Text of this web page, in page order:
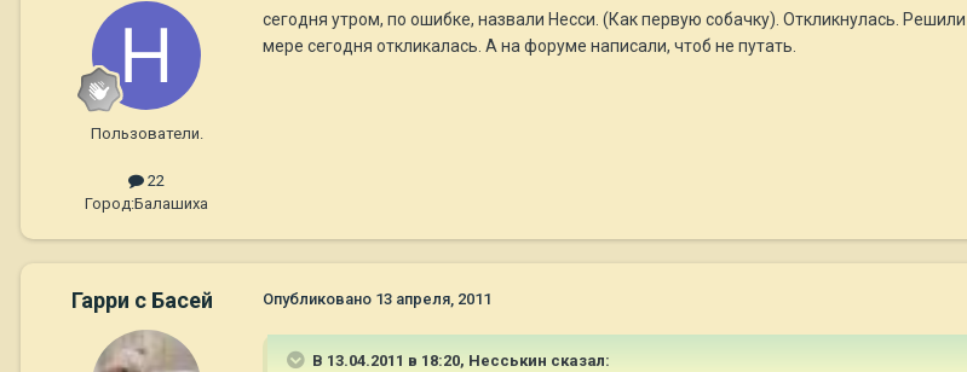
Пользователи.
22
Город:Балашиха
сегодня утром, по ошибке, назвали Несси. (Как первую собачку). Откликнулась.
мере сегодня откликалась. А на форуме написали, чтоб не путать.
Гарри с Басей Опубликовано 13 апреля, 2011
В 13.04.2011 в 18:20, Несськин сказал: